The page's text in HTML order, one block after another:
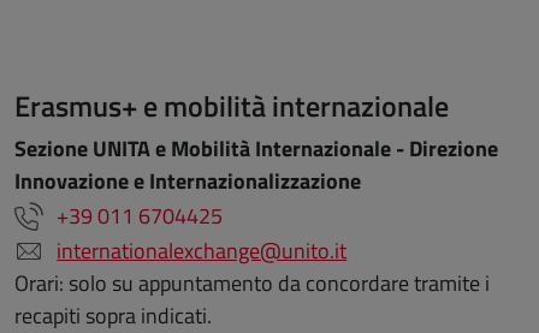
Erasmus+ e mobilità internazionale
Sezione UNITA e Mobilità Internazionale - Direzione
Innovazione e Internazionalizzazione
+39 011 6704425
internationalexchange@unito.it
Orari: solo su appuntamento da concordare tramite i
recapiti sopra indicati.